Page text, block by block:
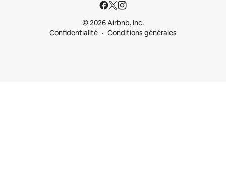
© 2026 Airbnb, Inc.
Confidentialité
Conditions générales